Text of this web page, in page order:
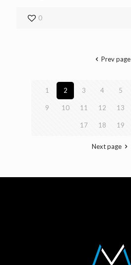
0
Prev page
1 2 3 4 5
9 10 11 12 13
17 18 19
Next page